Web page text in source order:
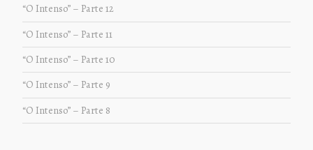
“O Intenso” – Parte 12
“O Intenso” – Parte 11
“O Intenso” – Parte 10
“O Intenso” – Parte 9
“O Intenso” – Parte 8